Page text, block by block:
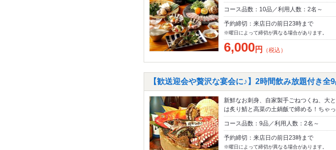
コース品数：10品／利用人数：2名～
予約締切：来店日の前日23時まで
※曜日によって締切が異なる場合があります。
6,000円 （税込）
【歓送迎会や贅沢な宴会に♪】2時間飲み放題付き
新鮮なお刺身、自家製手ごねつくね、大
は炙り鯖と高菜の土鍋飯で締める！ちゃ
コース品数：9品／利用人数：2名～
予約締切：来店日の前日23時まで
※曜日によって締切が異なる場合があります。